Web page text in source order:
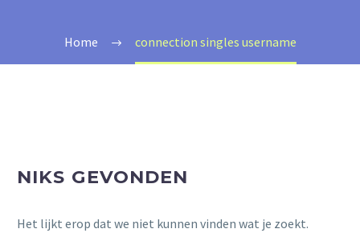
Home connection singles username
NIKS GEVONDEN
Het lijkt erop dat we niet kunnen vinden wat je zoekt.